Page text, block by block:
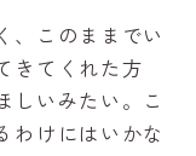
、このままでい
きてくれた方
しいみたい。こ
わけにはいかな